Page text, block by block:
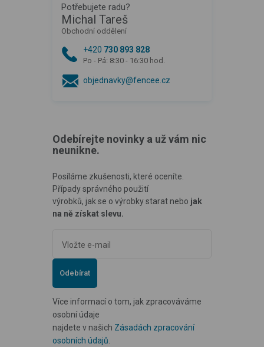
Potřebujete radu?
Michal Tareš
Obchodní oddělení
+420 730 893 828
Po - Pá: 8:30 - 16:30 hod.
objednavky@fencee.cz
Odebírejte novinky a už vám nic
neunikne.
Posíláme zkušenosti, které oceníte.
Případy správného použití
výrobků, jak se o výrobky starat nebo jak
na ně získat slevu.
Odebírat
Více informací o tom, jak zpracováváme
osobní údaje
najdete v našich Zásadách zpracování
osobních údajů.